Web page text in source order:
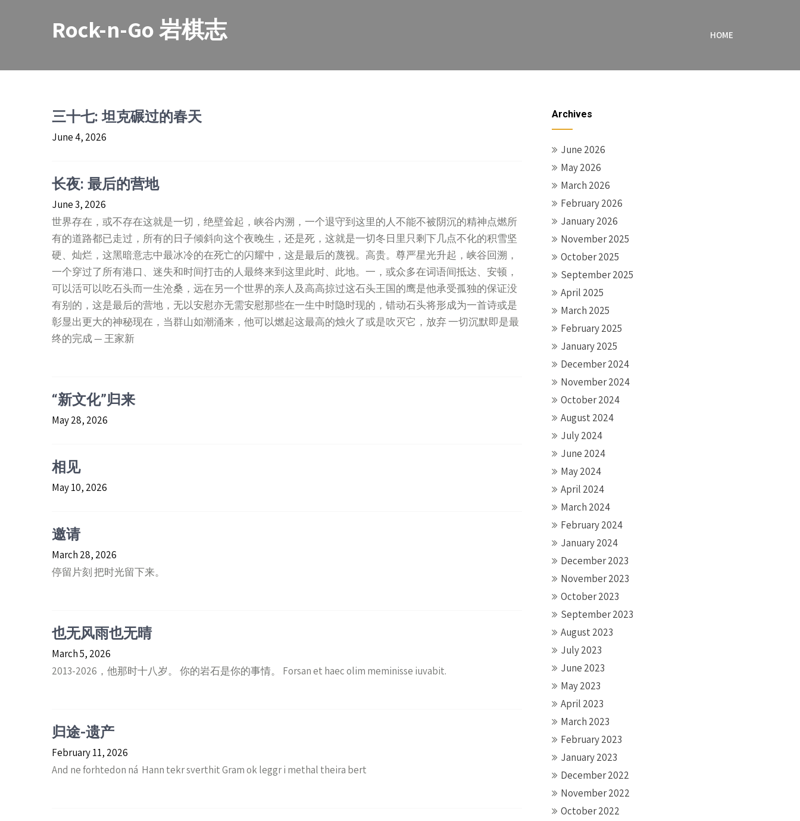
Rock-n-Go 岩棋志 HOME
三十七: 坦克碾过的春天
June 4, 2026
长夜: 最后的营地
June 3, 2026
世界存在，或不存在这就是一切，绝壁耸起，峡谷内溯，一个退守到这里的人不能不被阴沉的精神点燃所
有的道路都已走过，所有的日子倾斜向这个夜晚生，还是死，这就是一切冬日里只剩下几点不化的积雪坚
硬、灿烂，这黑暗意志中最冰冷的在死亡的闪耀中，这是最后的蔑视。高贵。尊严星光升起，峡谷回溯，
一个穿过了所有港口、迷失和时间打击的人最终来到这里此时、此地。一，或众多在词语间抵达、安顿，
可以活可以吃石头而一生沧桑，远在另一个世界的亲人及高高掠过这石头王国的鹰是他承受孤独的保证没
有别的，这是最后的营地，无以安慰亦无需安慰那些在一生中时隐时现的，错动石头将形成为一首诗或是
彰显出更大的神秘现在，当群山如潮涌来，他可以燃起这最高的烛火了或是吹灭它，放弃 一切沉默即是最
终的完成 — 王家新
“新文化”归来
May 28, 2026
相见
May 10, 2026
邀请
March 28, 2026
停留片刻 把时光留下来。
也无风雨也无晴
March 5, 2026
2013-2026，他那时十八岁。 你的岩石是你的事情。 Forsan et haec olim meminisse iuvabit.
归途-遗产
February 11, 2026
And ne forhtedon ná Hann tekr sverthit Gram ok leggr i methal theira bert
Archives
June 2026
May 2026
March 2026
February 2026
January 2026
November 2025
October 2025
September 2025
April 2025
March 2025
February 2025
January 2025
December 2024
November 2024
October 2024
August 2024
July 2024
June 2024
May 2024
April 2024
March 2024
February 2024
January 2024
December 2023
November 2023
October 2023
September 2023
August 2023
July 2023
June 2023
May 2023
April 2023
March 2023
February 2023
January 2023
December 2022
November 2022
October 2022